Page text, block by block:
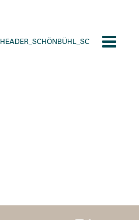
_HEADER_SCHÖNBÜHL_SC
Toggle